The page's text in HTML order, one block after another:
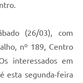
(26/03), com
nº 189, Centro
interessados em
esta segunda-feira